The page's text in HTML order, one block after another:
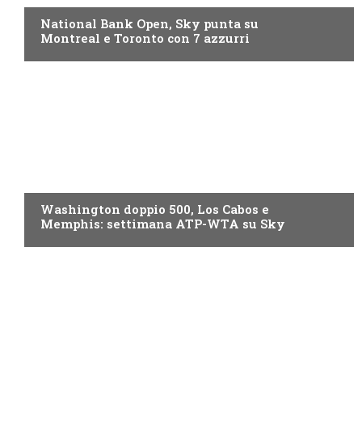
National Bank Open, Sky punta su
Montreal e Toronto con 7 azzurri
Washington doppio 500, Los Cabos e
Memphis: settimana ATP-WTA su Sky